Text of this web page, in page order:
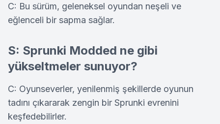
C: Bu sürüm, geleneksel oyundan neşeli ve
eğlenceli bir sapma sağlar.
S: Sprunki Modded ne gibi
yükseltmeler sunuyor?
C: Oyunseverler, yenilenmiş şekillerde oyunun
tadını çıkararak zengin bir Sprunki evrenini
keşfedebilirler.